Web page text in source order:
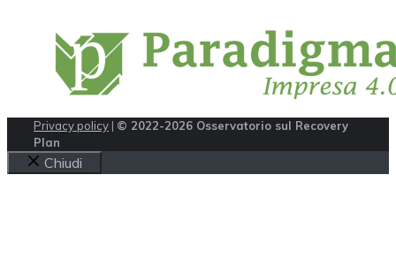
Privacy policy | © 2022-2026 Osservatorio sul Recovery
Plan
Chiudi